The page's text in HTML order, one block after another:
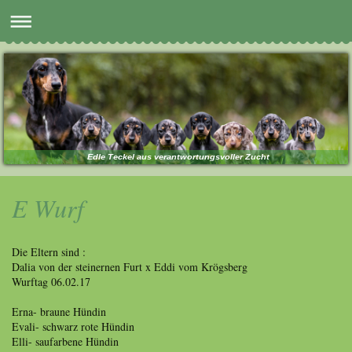
Edle Teckel aus verantwortungsvoller Zucht
E Wurf
Die Eltern sind :
Dalia von der steinernen Furt x Eddi vom Krögsberg
Wurftag 06.02.17
Erna- braune Hündin
Evali- schwarz rote Hündin
Elli- saufarbene Hündin